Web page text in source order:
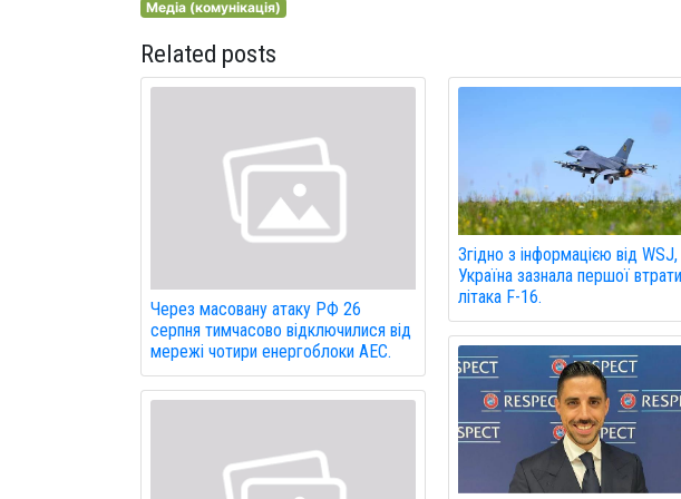
Медіа (комунікація)
Related posts
Через масовану атаку РФ 26
серпня тимчасово відключилися від
мережі чотири енергоблоки АЕС.
Згідно з інформацією від WSJ,
Україна зазнала першої втрати
літака F-16.